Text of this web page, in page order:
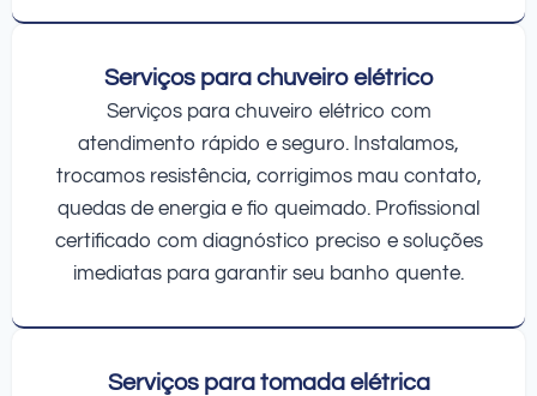
Serviços para chuveiro elétrico
Serviços para chuveiro elétrico com
atendimento rápido e seguro. Instalamos,
trocamos resistência, corrigimos mau contato,
quedas de energia e fio queimado. Profissional
certificado com diagnóstico preciso e soluções
imediatas para garantir seu banho quente.
Serviços para tomada elétrica